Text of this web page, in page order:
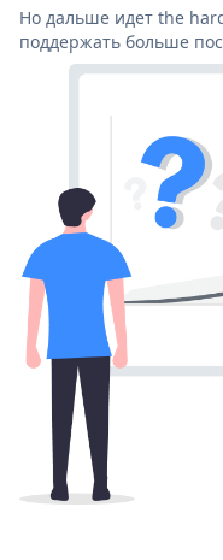
Но дальше идет the
поддержать больше